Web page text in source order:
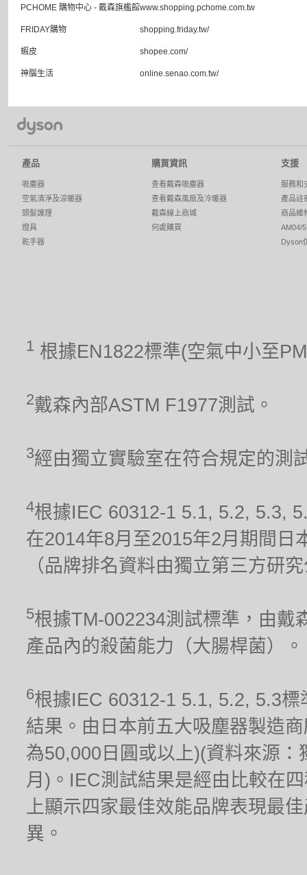
PCHOME 購物中心 - 戴森旗艦館www.shopping.pchome.com.tw
FRIDAY購物 shopping.friday.tw/
蝦皮 shopee.com/
神腦生活 online.senao.com.tw/
產品
吸塵器
空氣清淨及涼暖器
頭髮護理
燈具
乾手器
購買資訊
查看戴森吸塵器
查看戴森風扇及冷暖器
戴森線上商城
何處購買
支援
服務和
產品註
商品維
AM04/
Dyson
1 根據EN1822標準(空氣中小至
2戴森內部ASTM F1977測試。
3經由獨立實驗室在符合規定的測
4根據IEC 60312-1 5.1, 5.2, 5.3,
在2014年8月至2015年2月期間日
（品牌排名資料由獨立第三方研
5根據TM-002234測試標準，由戴
產品內的殺菌能力（大腸桿菌）。
6根據IEC 60312-1 5.1, 5.2, 5.3
結果。由日本前五大吸塵器製造
為50,000日圓或以上)(資料來源
月)。IEC測試結果是經由比較在
上顯示四家最佳效能品牌表現最
異。